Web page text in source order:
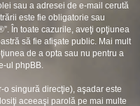
sau a adresei de e-mail cerută
este fie obligatorie sau
În toate cazurile, aveţi opţiunea
să fie afişate public. Mai mult
de a opta sau nu pentru a
ul phpBB.
o singură direcţie), aşadar este
aceeaşi parolă pe mai multe